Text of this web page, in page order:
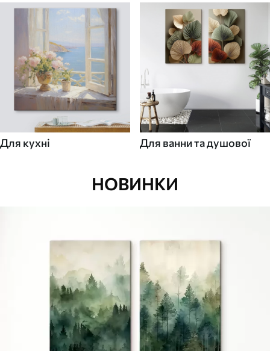
Для кухні Для ванни та душової
НОВИНКИ